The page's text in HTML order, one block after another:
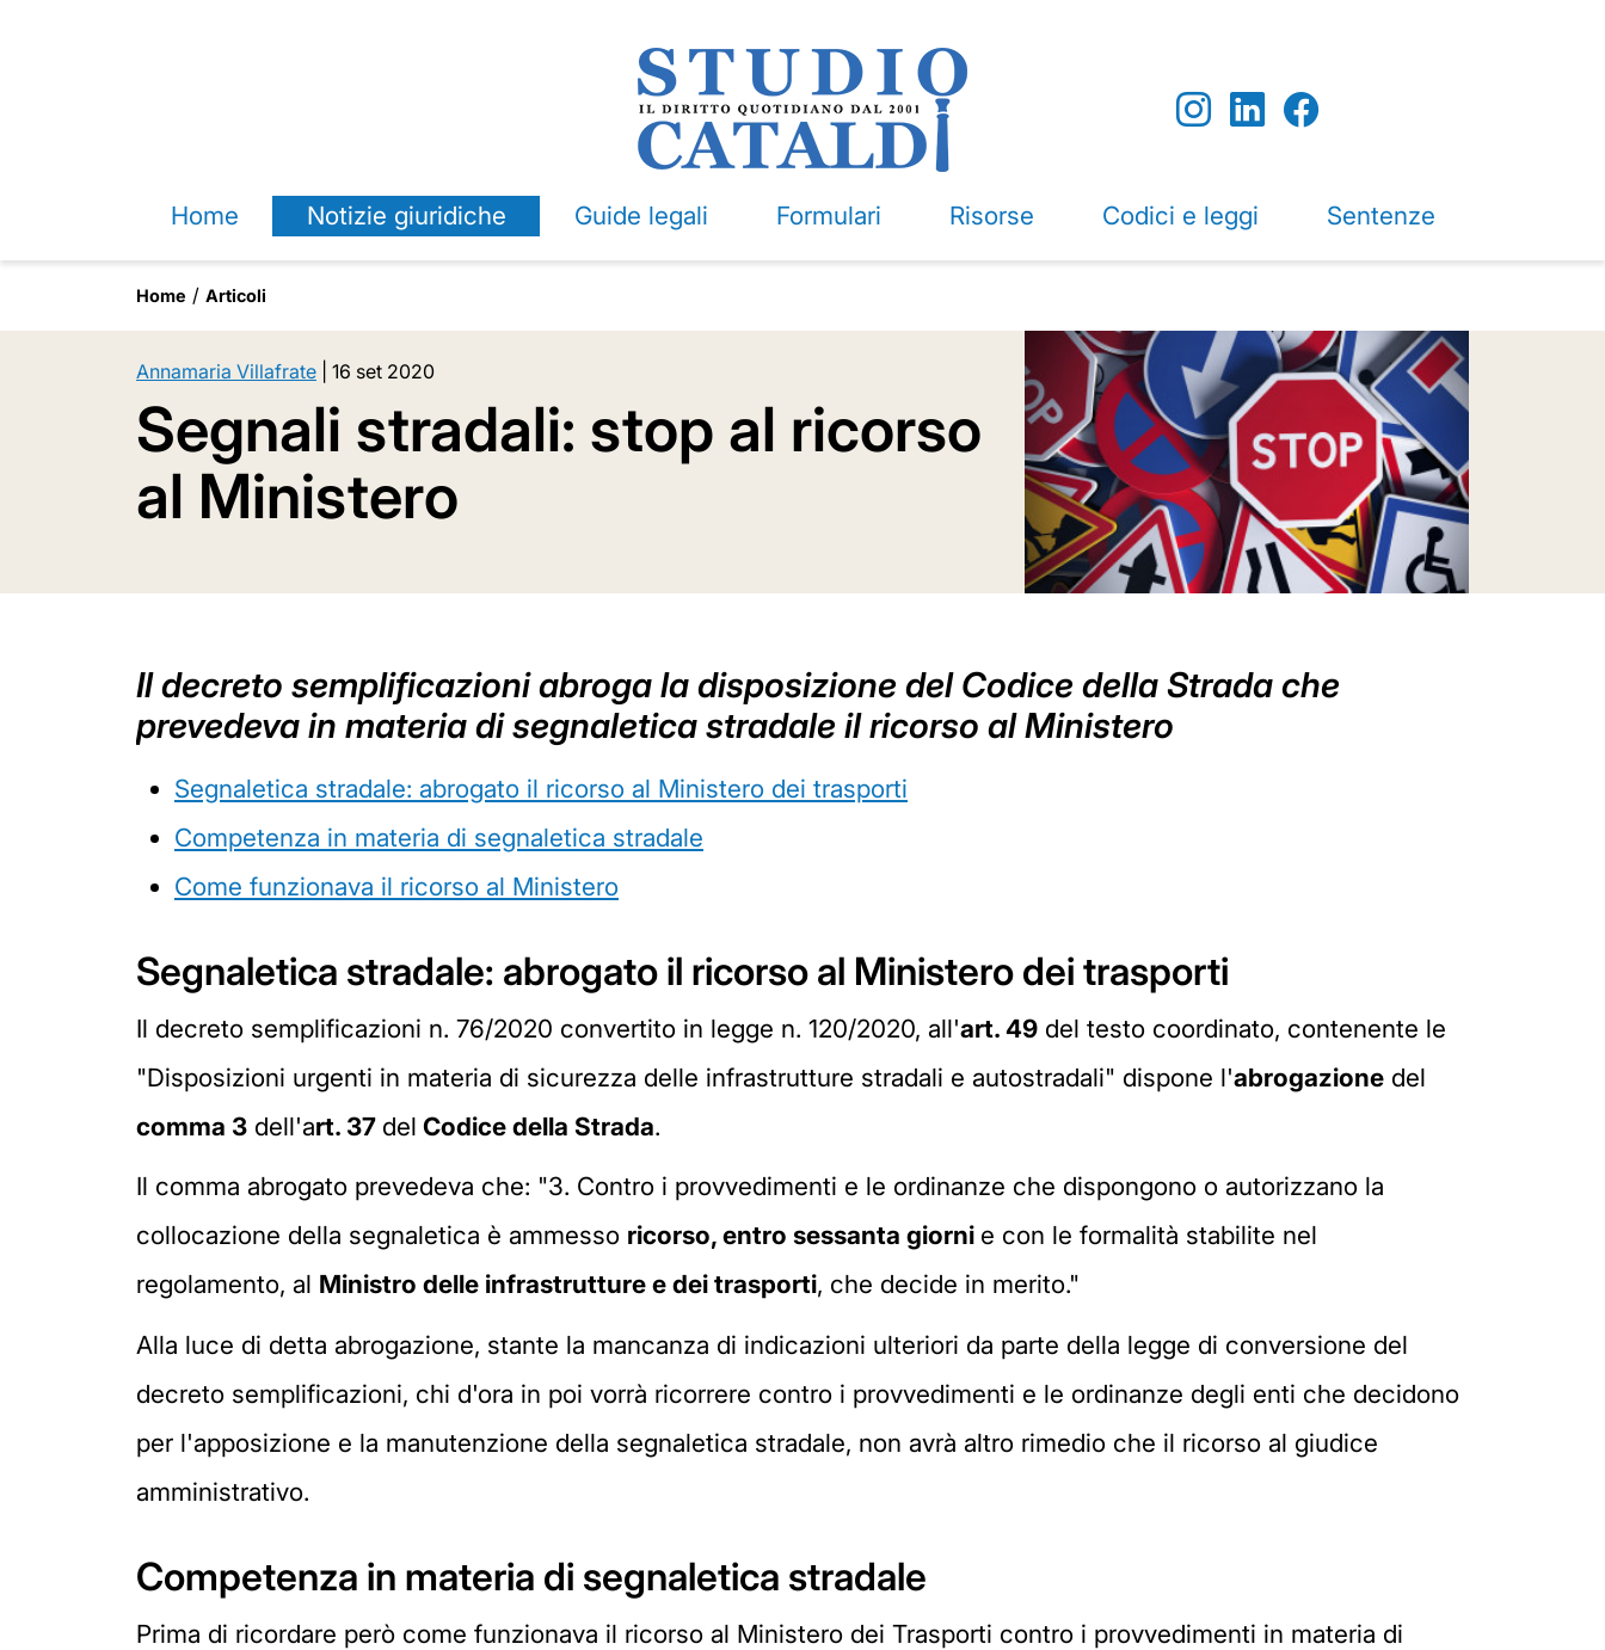
Home Notizie giuridiche Guide legali Formulari Risorse Codici e leggi Sentenze
Home Articoli
Annamaria Villafrate 16 set 2020
Segnali stradali: stop al ricorso
al Ministero
Il decreto semplificazioni abroga la disposizione del Codice della Strada che
prevedeva in materia di segnaletica stradale il ricorso al Ministero
Segnaletica stradale: abrogato il ricorso al Ministero dei trasporti
Competenza in materia di segnaletica stradale
Come funzionava il ricorso al Ministero
Segnaletica stradale: abrogato il ricorso al Ministero dei trasporti
Il decreto semplificazioni n. 76/2020 convertito in legge n. 120/2020, all'art. 49 del testo coordinato, contenente le
"Disposizioni urgenti in materia di sicurezza delle infrastrutture stradali e autostradali" dispone l'abrogazione del
comma 3 dell'art. 37 del Codice della Strada.
Il comma abrogato prevedeva che: "3. Contro i provvedimenti e le ordinanze che dispongono o autorizzano la
collocazione della segnaletica è ammesso ricorso, entro sessanta giorni e con le formalità stabilite nel
regolamento, al Ministro delle infrastrutture e dei trasporti, che decide in merito."
Alla luce di detta abrogazione, stante la mancanza di indicazioni ulteriori da parte della legge di conversione del
decreto semplificazioni, chi d'ora in poi vorrà ricorrere contro i provvedimenti e le ordinanze degli enti che decidono
per l'apposizione e la manutenzione della segnaletica stradale, non avrà altro rimedio che il ricorso al giudice
amministrativo.
Competenza in materia di segnaletica stradale
Prima di ricordare però come funzionava il ricorso al Ministero dei Trasporti contro i provvedimenti in materia di